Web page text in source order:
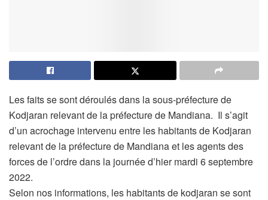
Les faits se sont déroulés dans la sous-préfecture de
Kodjaran relevant de la préfecture de Mandiana. Il s’agit
d’un acrochage intervenu entre les habitants de Kodjaran
relevant de la préfecture de Mandiana et les agents des
forces de l’ordre dans la journée d’hier mardi 6 septembre
2022.
Selon nos informations, les habitants de kodjaran se sont